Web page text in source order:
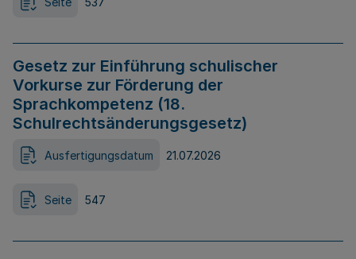
Gesetz zur Einführung schulischer
Vorkurse zur Förderung der
Sprachkompetenz (18.
Schulrechtsänderungsgesetz)
Ausfertigungsdatum 21.07.2026
Seite 547